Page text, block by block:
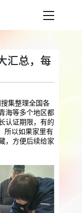
员工培训
汇总，每
集整理全国各
海等多个地区都
认证期限，有的
所以如果家里有
，方便后续给家